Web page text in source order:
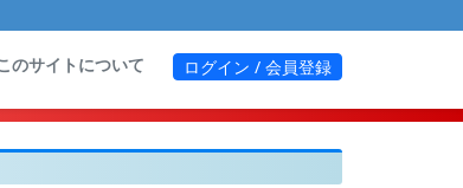
のサイトについて ログイン / 会員登録